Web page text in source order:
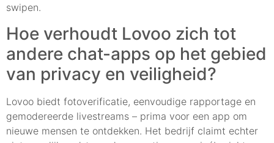
swipen.
Hoe verhoudt Lovoo zich tot
andere chat-apps op het gebied
van privacy en veiligheid?
Lovoo biedt fotoverificatie, eenvoudige rapportage en
gemodereerde livestreams – prima voor een app om
nieuwe mensen te ontdekken. Het bedrijf claimt echter